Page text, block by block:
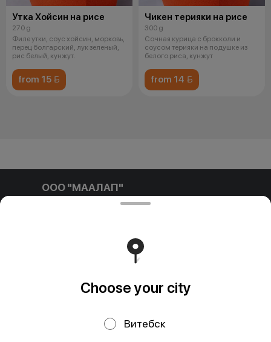
Утка Хойсин на рисе
270 g
Филе утки, соус хойсин, морковь,
перец болгарский, лук зеленый,
рис белый, кунжут.
from 15 
Чикен терияки на рисе
300 g
Сочная курица с брокколи и
соусом терияки на подушке из
белого риса, кунжут
from 14 
ООО "МААЛАП"
ООО "МААЛАП" УНП 791411769 212001, г. Могилев, ул.
района г. Могилева 16.09.2025 г.
Foodpicásso
Privacy Policy
Public Offer
Choose your city
Витебск